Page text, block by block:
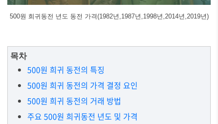
500원 희귀동전 년도 동전 가격(1982년,1987년,1998년,2014년,2019년)
목차
500원 희귀 동전의 특징
500원 희귀 동전의 가격 결정 요인
500원 희귀 동전의 거래 방법
주요 500원 희귀동전 년도 및 가격